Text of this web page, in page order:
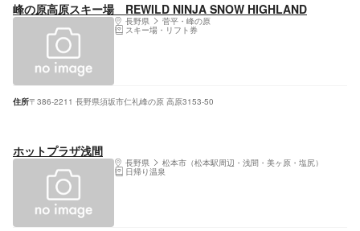
峰の原高原スキー場 REWILD NINJA SNOW HIGHLAND
長野県 菅平・峰の原
スキー場・リフト券
住所〒386-2211 長野県須坂市仁礼峰の原 高原3153-50
ホットプラザ浅間
長野県 松本市（松本駅周辺・浅間・美ヶ原・塩尻）
日帰り温泉